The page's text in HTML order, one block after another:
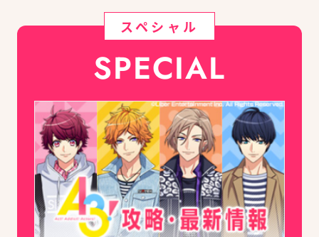
スペシャル
SPECIAL